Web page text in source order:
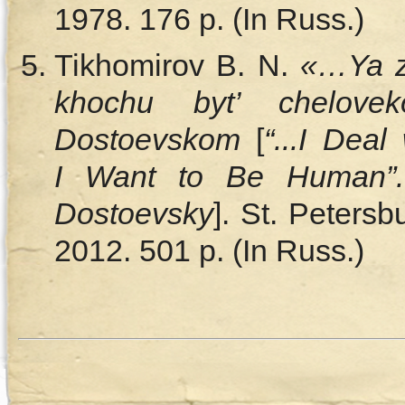
1978. 176 p. (In Russ.)
Tikhomirov B. N. «…Ya
khochu byt’
Dostoevskom [“...I Deal
I Want to Be
Dostoevsky]. St.
2012. 501 p. (In Russ.)